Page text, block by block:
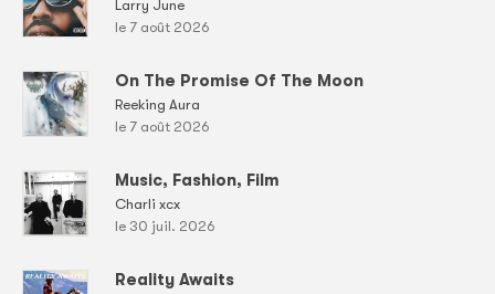
Larry June
le 7 août 2026
On The Promise Of The Moon
Reeking Aura
le 7 août 2026
Music, Fashion, Film
Charli xcx
le 30 juil. 2026
Reality Awaits